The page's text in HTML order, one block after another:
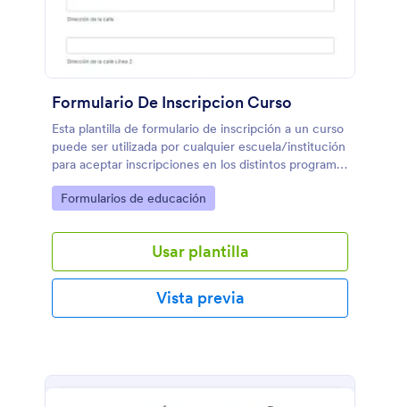
Formulario De Inscripcion Curso
Esta plantilla de formulario de inscripción a un curso
puede ser utilizada por cualquier escuela/institución
para aceptar inscripciones en los distintos programas
educativos que ofrece a sus estudiantes.
Go to Category:
Formularios de educación
Usar plantilla
Vista previa